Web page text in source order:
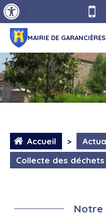
MAIRIE DE
Accueil >
Collecte des
Notre